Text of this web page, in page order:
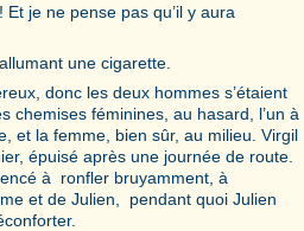
je ne pense pas qu’il y aura
une cigarette.
donc les deux hommes s’étaient
chemises féminines, au hasard, l’un à
et la femme, bien sûr, au milieu. Virgil
épuisé après une journée de route.
à ronfler bruyamment, à
et de Julien, pendant quoi Julien